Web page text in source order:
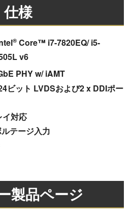
仕様
®Core™ i7-7820EQ/ i5-
v6
PHY w/ iAMT
ビット LVDSおよび2 x DDIポー
イ対応
テージ入力
製品ページ